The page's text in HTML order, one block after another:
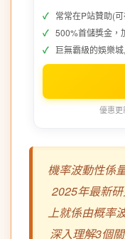
常常在P站贊助(
500%首儲獎金，
巨無霸級的娛樂
優惠更
機率波動性係
2025年最新
上就係由概率
深入理解3個